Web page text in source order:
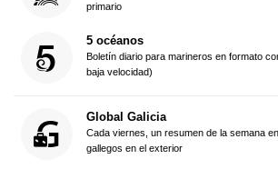
primario
5 océanos
Boletín diario para marineros en formato
baja velocidad)
Global Galicia
Cada viernes, un resumen de la semana
gallegos en el exterior